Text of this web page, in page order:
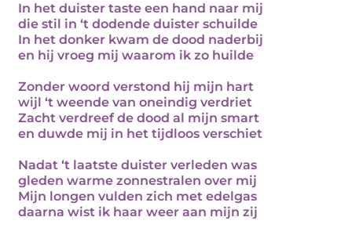
In het duister taste een hand naar mij
die stil in ‘t dodende duister schuilde
In het donker kwam de dood naderbij
en hij vroeg mij waarom ik zo huilde
Zonder woord verstond hij mijn hart
wijl ‘t weende van oneindig verdriet
Zacht verdreef de dood al mijn smart
en duwde mij in het tijdloos verschiet
Nadat ‘t laatste duister verleden was
gleden warme zonnestralen over mij
Mijn longen vulden zich met edelgas
daarna wist ik haar weer aan mijn zij